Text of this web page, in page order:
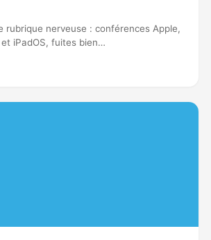
rubrique nerveuse : conférences Apple,
iPadOS, fuites bien…